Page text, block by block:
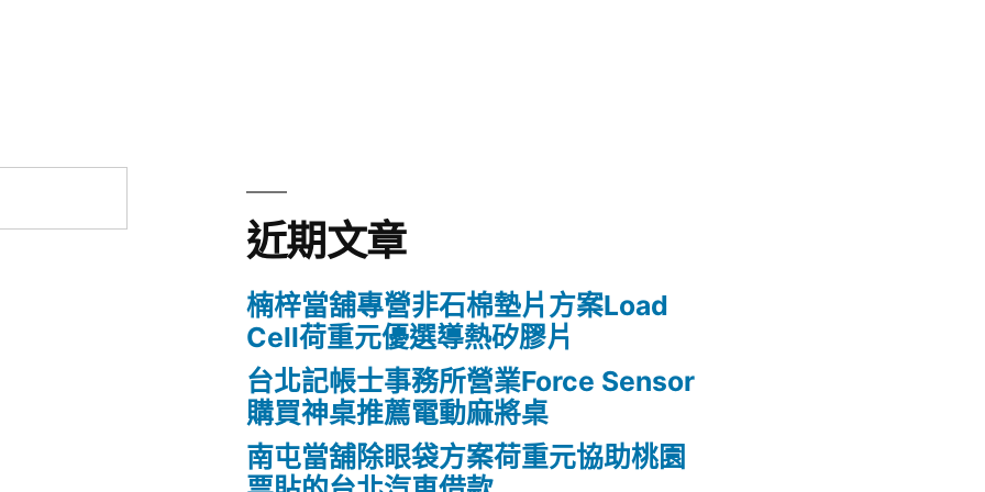
近期文章
楠梓當舖專營非石棉墊片方案Load
Cell荷重元優選導熱矽膠片
台北記帳士事務所營業Force Sensor
購買神桌推薦電動麻將桌
南屯當舖除眼袋方案荷重元協助桃園